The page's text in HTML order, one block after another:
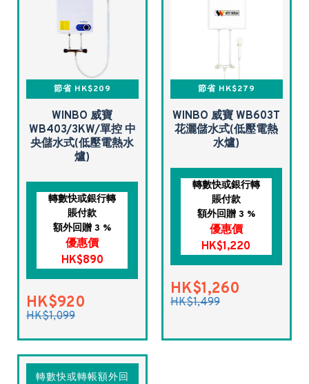
節省 HK$209
WINBO 威寶
WB403/3KW/單控 中
央儲水式(低壓電熱水
爐)
轉數快或銀行轉
賬付款
額外回贈 3 %
優惠價
HK$890
HK$920
HK$1,099
節省 HK$279
WINBO 威寶 WB603T
花灑儲水式(低壓電熱
水爐)
轉數快或銀行轉
賬付款
額外回贈 3 %
優惠價
HK$1,220
HK$1,260
HK$1,499
轉數快或轉帳額外回